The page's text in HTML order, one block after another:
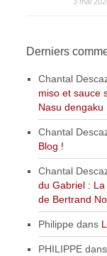
Derniers
Chantal
miso et sauce
Nasu dengaku
Chantal
Blog !
Chantal
du Gabriel :
de Bertrand
Philippe dans
PHILIPPE dans